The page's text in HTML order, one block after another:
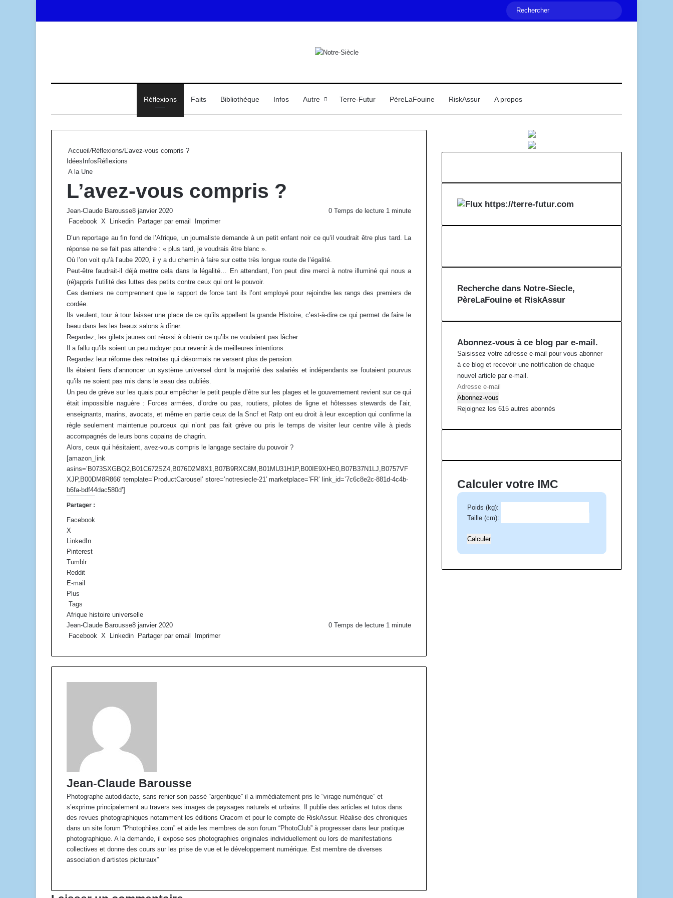
AccueilRéflexions Faits Bibliothèque Infos Autre Terre-Futur PèreLaFouine RiskAssur A propos
Accueil/Réflexions/L’avez-vous compris ?
Idées Infos Réflexions
A la Une
L’avez-vous compris ?
Jean-Claude Barousse8 janvier 2020 0 Temps de lecture 1 minute
Facebook X Linkedin Partager par email Imprimer
D’un reportage au fin fond de l’Afrique, un journaliste demande à un petit enfant noir ce qu’il voudrait être plus tard. La
réponse ne se fait pas attendre : « plus tard, je voudrais être blanc ».
Où l’on voit qu’à l’aube 2020, il y a du chemin à faire sur cette très longue route de l’égalité.
Peut-être faudrait-il déjà mettre cela dans la légalité… En attendant, l’on peut dire merci à notre illuminé qui nous a
(ré)appris l’utilité des luttes des petits contre ceux qui ont le pouvoir.
Ces derniers ne comprennent que le rapport de force tant ils l’ont employé pour rejoindre les rangs des premiers de
cordée.
Ils veulent, tour à tour laisser une place de ce qu’ils appellent la grande Histoire, c’est-à-dire ce qui permet de faire le
beau dans les les beaux salons à dîner.
Regardez, les gilets jaunes ont réussi à obtenir ce qu’ils ne voulaient pas lâcher.
Il a fallu qu’ils soient un peu rudoyer pour revenir à de meilleures intentions.
Regardez leur réforme des retraites qui désormais ne versent plus de pension.
Ils étaient fiers d’annoncer un système universel dont la majorité des salariés et indépendants se foutaient pourvus
qu’ils ne soient pas mis dans le seau des oubliés.
Un peu de grève sur les quais pour empêcher le petit peuple d’être sur les plages et le gouvernement revient sur ce qui
était impossible naguère : Forces armées, d’ordre ou pas, routiers, pilotes de ligne et hôtesses stewards de l’air,
enseignants, marins, avocats, et même en partie ceux de la Sncf et Ratp ont eu droit à leur exception qui confirme la
règle seulement maintenue pourceux qui n’ont pas fait grève ou pris le temps de visiter leur centre ville à pieds
accompagnés de leurs bons copains de chagrin.
Alors, ceux qui hésitaient, avez-vous compris le langage sectaire du pouvoir ?
[amazon_link
asins=’B073SXGBQ2,B01C672SZ4,B076D2M8X1,B07B9RXC8M,B01MU31H1P,B00IE9XHE0,B07B37N1LJ,B0757VF
XJP,B00DM8R866′ template=’ProductCarousel’ store=’notresiecle-21′ marketplace=’FR’ link_id=’7c6c8e2c-881d-4c4b-
b6fa-bdf44dac580d’]
Partager :
Facebook
X
LinkedIn
Pinterest
Tumblr
Reddit
E-mail
Plus
Tags
Afrique histoire universelle
Jean-Claude Barousse8 janvier 2020 0 Temps de lecture 1 minute
Facebook X Linkedin Partager par email Imprimer
Jean-Claude Barousse
Photographe autodidacte, sans renier son passé “argentique” il a immédiatement pris le “virage numérique” et
s’exprime principalement au travers ses images de paysages naturels et urbains. Il publie des articles et tutos dans
des revues photographiques notamment les éditions Oracom et pour le compte de RiskAssur. Réalise des chroniques
dans un site forum “Photophiles.com” et aide les membres de son forum “PhotoClub” à progresser dans leur pratique
photographique. A la demande, il expose ses photographies originales individuellement ou lors de manifestations
collectives et donne des cours sur les prise de vue et le développement numérique. Est membre de diverses
association d’artistes picturaux”
b
https://terre-futur.com
Recherche dans Notre-Siecle,
PèreLaFouine et RiskAssur
Abonnez-vous à ce blog par e-mail.
Saisissez votre adresse e-mail pour vous abonner
à ce blog et recevoir une notification de chaque
nouvel article par e-mail.
A
d
r
s
m
a
Abonnez-vous
Rejoignez les 615 autres abonnés
Calculer votre IMC
Poids (kg):
Taille (cm):